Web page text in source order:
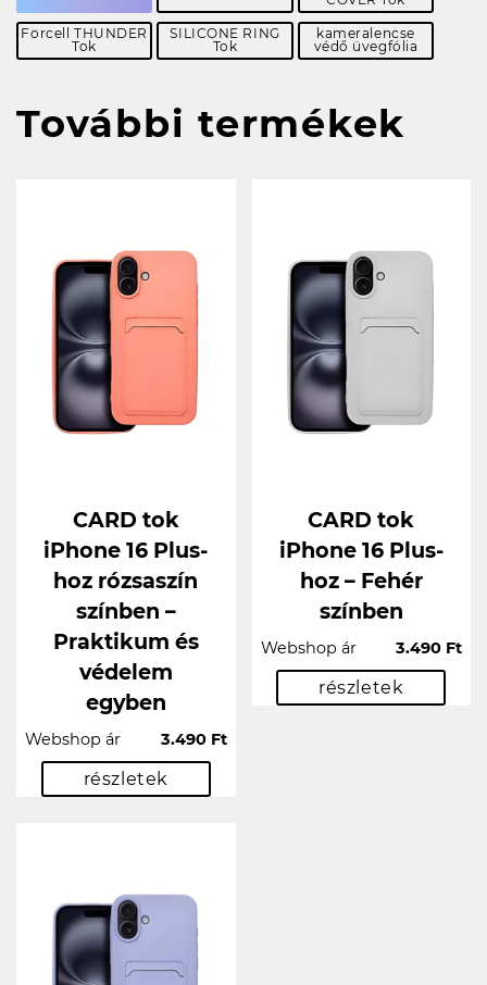
Forcell THUNDER
Tok
SILICONE RING
Tok
kameralencse
védő üvegfólia
További termékek
CARD tok
iPhone 16 Plus-
hoz rózsaszín
színben –
Praktikum és
védelem
egyben
Webshop ár 3.490 Ft
részletek
CARD tok
iPhone 16 Plus-
hoz – Fehér
színben
Webshop ár 3.490 Ft
részletek